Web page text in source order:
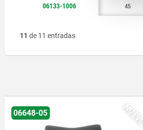
06133-1006 45
11 de 11 entradas
NUEVO
06648-08